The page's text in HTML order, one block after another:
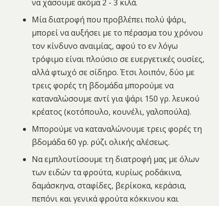
να χάσουμε ακόμα 2 - 3 κιλά.
Μία διατροφή που προβλέπει πολύ ψάρι,
μπορεί να αυξήσει με το πέρασμα του χρόνου
τον κίνδυνο αναιμίας, αφού το εν λόγω
τρόφιμο είναι πλούσιο σε ευεργετικές ουσίες,
αλλά φτωχό σε σίδηρο. Έτσι λοιπόν, δύο με
τρεις φορές τη βδομάδα μπορούμε να
καταναλώσουμε αντί για ψάρι 150 γρ. λευκού
κρέατος (κοτόπουλο, κουνέλι, γαλοπούλα).
Μπορούμε να καταναλώνουμε τρεις φορές τη
βδομάδα 60 γρ. ρύζι ολικής αλέσεως.
Να εμπλουτίσουμε τη διατροφή μας με όλων
των ειδών τα φρούτα, κυρίως ροδάκινα,
δαμάσκηνα, σταφίδες, βερίκοκα, κεράσια,
πεπόνι και γενικά φρούτα κόκκινου και